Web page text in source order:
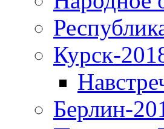
Курск-
Берлин-